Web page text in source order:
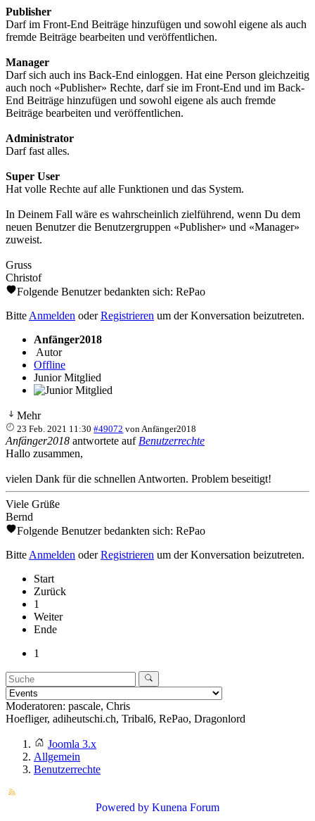
Publisher
Darf im Front-End Beiträge hinzufügen und sowohl eigene als auch
fremde Beiträge bearbeiten und veröffentlichen.
Manager
Darf sich auch ins Back-End einloggen. Hat eine Person gleichzeitig
auch noch «Publisher» Rechte, darf sie im Front-End und im Back-
End Beiträge hinzufügen und sowohl eigene als auch fremde
Beiträge bearbeiten und veröffentlichen.
Administrator
Darf fast alles.
Super User
Hat volle Rechte auf alle Funktionen und das System.
In Deinem Fall wäre es wahrscheinlich zielführend, wenn Du dem
neuen Benutzer die Benutzergruppen «Publisher» und «Manager»
zuweist.
Gruss
Christof
Folgende Benutzer bedankten sich: RePao
Bitte Anmelden oderRegistrieren um der Konversation beizutreten.
Anfänger2018
Autor
Offline
Junior Mitglied
Mehr
23 Feb. 2021 11:30 #49072 von Anfänger2018
Anfänger2018 antwortete auf Benutzerrechte
Hallo zusammen,
vielen Dank für die schnellen Antworten. Problem beseitigt!
Viele Grüße
Bernd
Folgende Benutzer bedankten sich: RePao
Bitte Anmelden oderRegistrieren um der Konversation beizutreten.
Start
Zurück
1
Weiter
Ende
1
Moderatoren: pascale, Chris
Hoefliger, adiheutschi.ch, Tribal6, RePao, Dragonlord
Joomla 3.x
Allgemein
Benutzerrechte
Powered by Kunena Forum